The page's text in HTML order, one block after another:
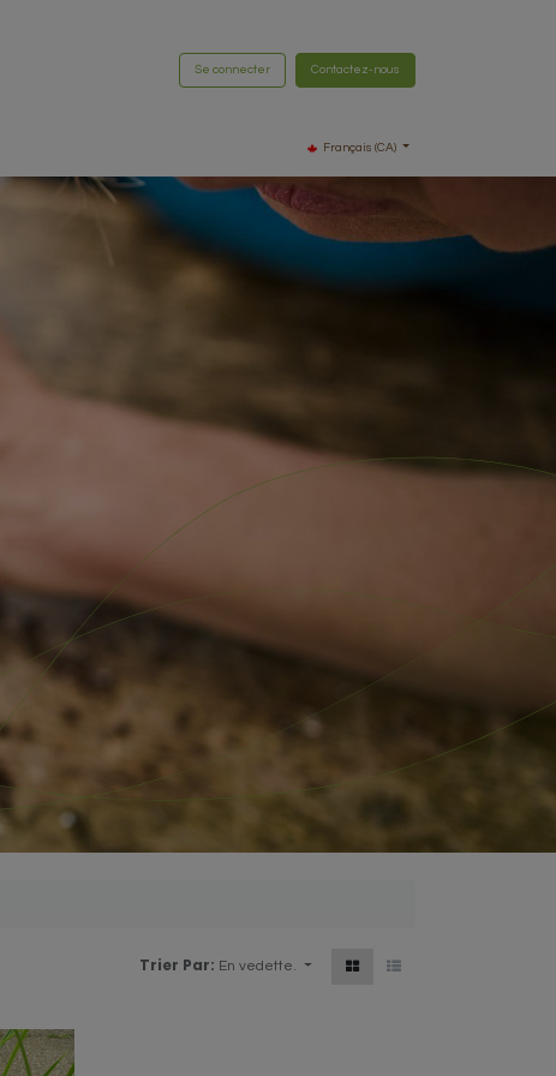
Se connecter Contactez-nous
Français (CA)
Trier Par: En vedette.